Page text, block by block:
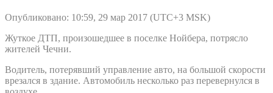
Опубликовано: 10:59, 29 мар 2017 (UTC+3 MSK)
Жуткое ДТП, произошедшее в поселке Нойбера, потрясло
жителей Чечни.
Водитель, потерявший управление авто, на большой скорости
врезался в здание. Автомобиль несколько раз перевернулся в